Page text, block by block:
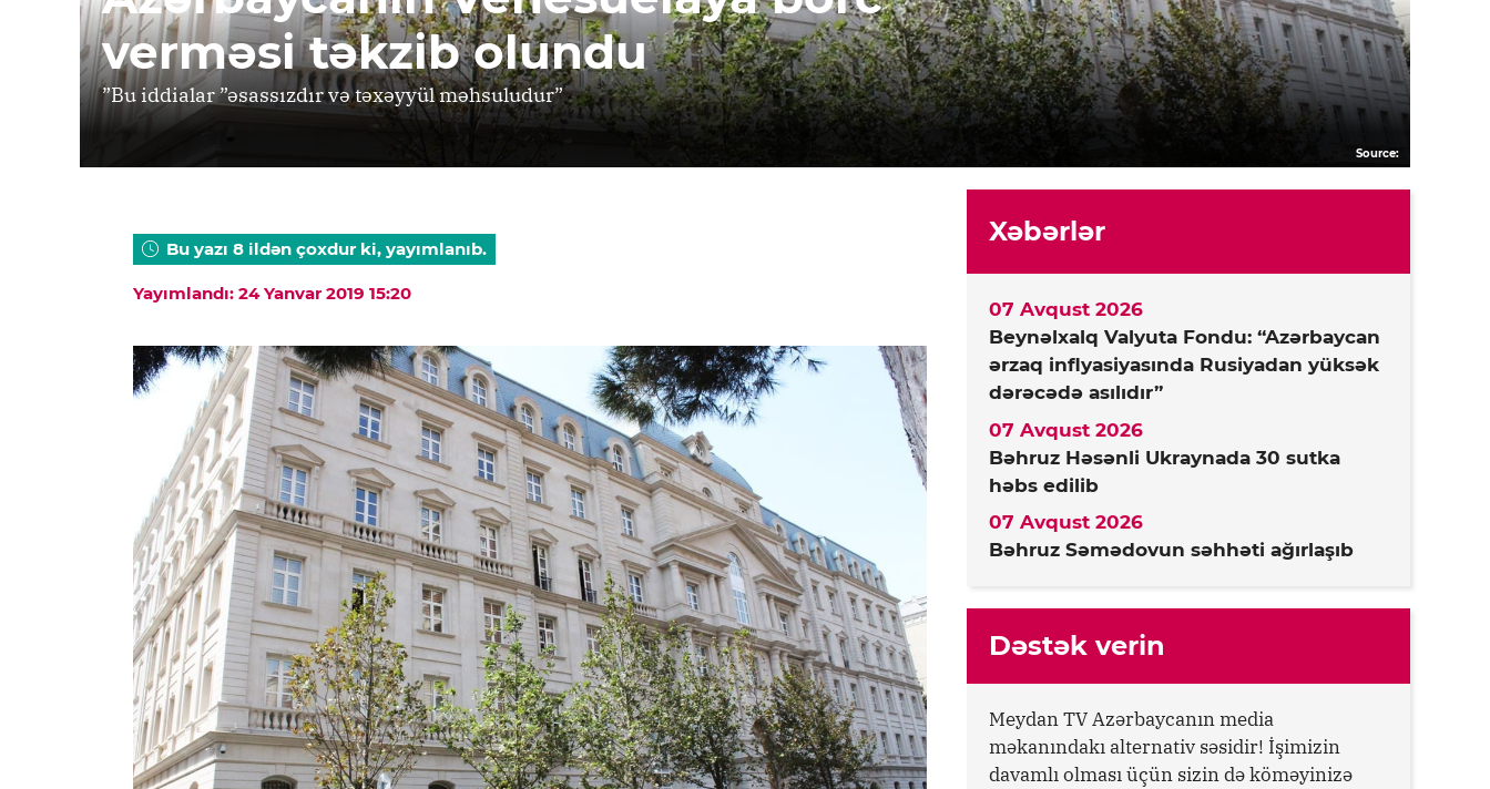
verməsi təkzib olundu
”Bu iddialar ”əsassızdır və təxəyyül məhsuludur”
Source:
Bu yazı 8 ildən çoxdur ki, yayımlanıb.
Yayımlandı: 24 Yanvar 2019 15:20
Xəbərlər
Beynəlxalq Valyuta Fondu: “Azərbaycan
ərzaq inflyasiyasında Rusiyadan yüksək
dərəcədə asılıdır”
07 Avqust 2026
Bəhruz Həsənli Ukraynada 30 sutka
həbs edilib
07 Avqust 2026
Bəhruz Səmədovun səhhəti ağırlaşıb
07 Avqust 2026
Dəstək verin
Meydan TV Azərbaycanın media
məkanındakı alternativ səsidir! İşimizin
davamlı olması üçün sizin də köməyinizə